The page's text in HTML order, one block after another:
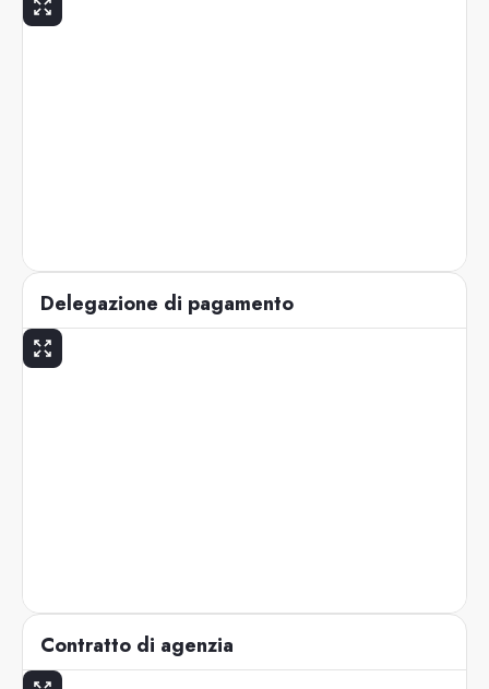
Delegazione di pagamento
Contratto di agenzia